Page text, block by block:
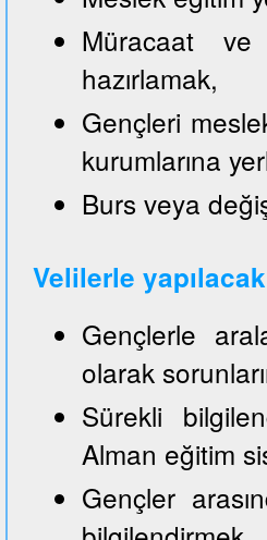
Müracaat ve
hazırlamak,
Gençleri
kurumlarına
Burs veya
Velilerle
Gençlerle
olarak
Sürekli
Alman eğitim
Gençler